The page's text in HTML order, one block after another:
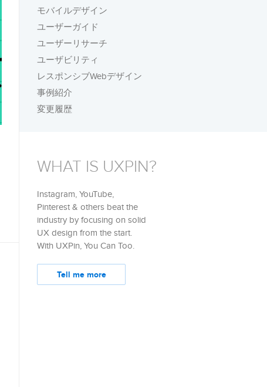
モバイルデザイン
ユーザーガイド
ユーザーリサーチ
ユーザビリティ
レスポンシブWebデザイン
事例紹介
変更履歴
WHAT IS UXPIN?
Instagram, YouTube,
Pinterest & others beat the
industry by focusing on solid
UX design from the start.
With UXPin, You Can Too.
Tell me more